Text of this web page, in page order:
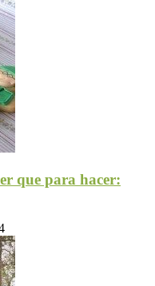
que para hacer: